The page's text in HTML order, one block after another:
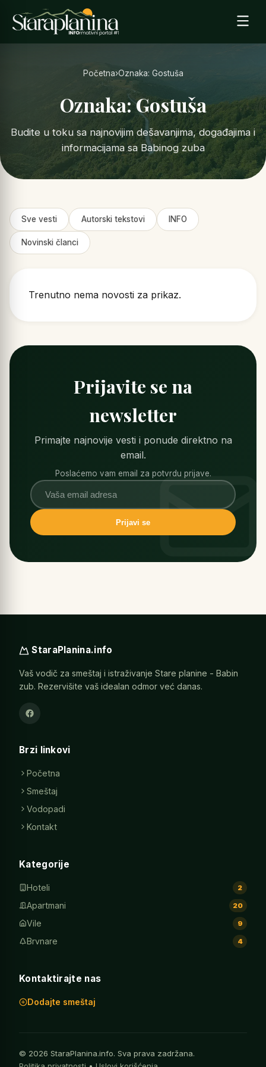
Početna›Oznaka: Gostuša
Oznaka: Gostuša
Budite u toku sa najnovijim dešavanjima, događajima i
informacijama sa Babinog zuba
Sve vesti Autorski tekstovi INFO
Novinski članci
Trenutno nema novosti za prikaz.
Prijavite se na
newsletter
Primajte najnovije vesti i ponude direktno na
email.
Poslaćemo vam email za potvrdu prijave.
Prijavi se
StaraPlanina.info
Vaš vodič za smeštaj i istraživanje Stare planine - Babin
zub. Rezervišite vaš idealan odmor već danas.
Brzi linkovi
Početna
Smeštaj
Vodopadi
Kontakt
Kategorije
Hoteli 2
Apartmani 20
Vile 9
Brvnare 4
Kontaktirajte nas
Dodajte smeštaj
© 2026 StaraPlanina.info. Sva prava zadržana.